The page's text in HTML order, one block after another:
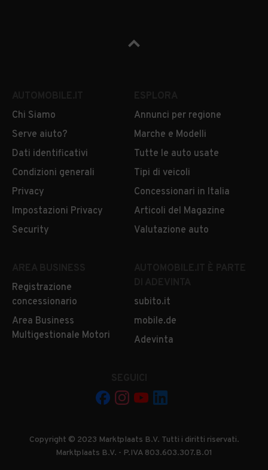
Chi Siamo
Serve aiuto?
Dati identificativi
Condizioni generali
Privacy
Impostazioni Privacy
Security
Annunci per regione
Marche e Modelli
Tutte le auto usate
Tipi di veicoli
Concessionari in Italia
Articoli del Magazine
Valutazione auto
Registrazione
concessionario
Area Business
Multigestionale Motori
subito.it
mobile.de
Adevinta
Copyright © 2023 Marktplaats B.V. Tutti i diritti riservati.
Marktplaats B.V. - P.IVA 803.603.307.B.01